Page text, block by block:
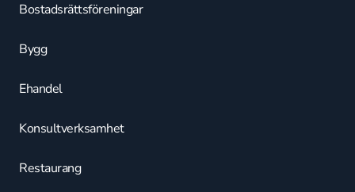
Bostadsrättsföreningar
Bygg
Ehandel
Konsultverksamhet
Restaurang